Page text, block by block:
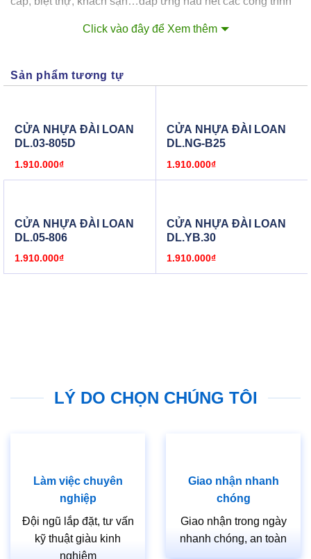
CUAGOSAIGON .
Kích thước chuẩn: 900 x 2.200mm hoặc 800×2100 (Hoặc
được tư vấn và có giá tốt nhất
Click vào đây để Xem thêm
Sản phẩm tương tự
CỬA NHỰA ĐÀI LOAN
DL.03-805D
1.910.000₫
CỬA NHỰA ĐÀI LOAN
DL.NG-B25
1.910.000₫
CỬA NHỰA ĐÀI LOAN
DL.05-806
1.910.000₫
CỬA NHỰA ĐÀI LOAN
DL.YB.30
1.910.000₫
LÝ DO CHỌN CHÚNG TÔI
Làm việc chuyên
nghiệp
Đội ngũ lắp đặt, tư vấn
kỹ thuật giàu kinh
nghiệm
Giao nhận nhanh
chóng
Giao nhận trong ngày
nhanh chóng, an toàn